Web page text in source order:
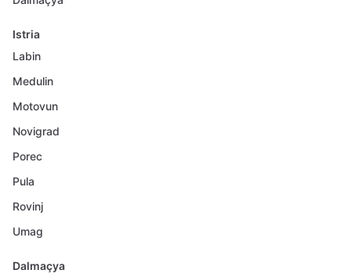
Istria
Labin
Medulin
Motovun
Novigrad
Porec
Pula
Rovinj
Umag
Dalmaçya